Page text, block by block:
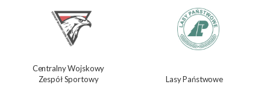
Centralny Wojskowy
Zespół Sportowy
Lasy Państwowe